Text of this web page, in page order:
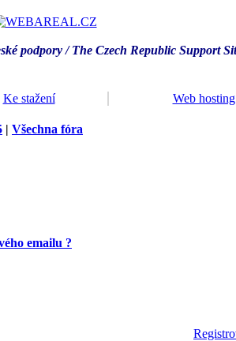
podpory / The Czech Republic Support
Ke stažení Web hosting
| Všechna fóra
emailu ?